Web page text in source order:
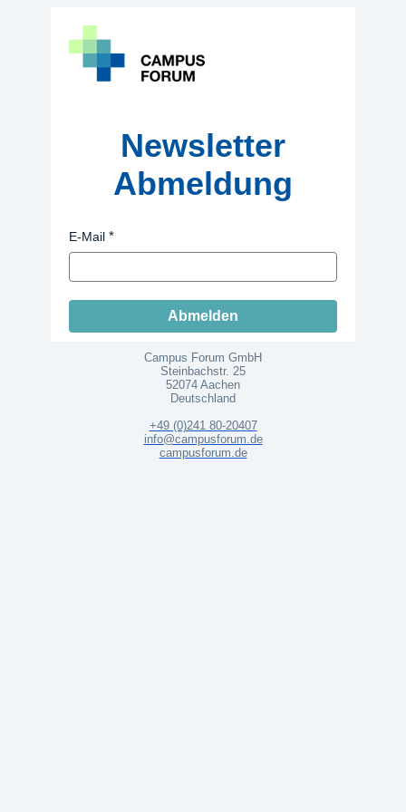
Newsletter
Abmeldung
E-Mail
Abmelden
Campus Forum GmbH
Steinbachstr. 25
52074 Aachen
Deutschland
+49 (0)241 80-20407
info@campusforum.de
campusforum.de